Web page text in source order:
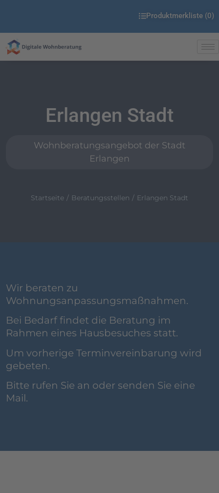
Produktmerkliste (0)
Erlangen Stadt
Wohnberatungsangebot der Stadt
Erlangen
Startseite Beratungsstellen Erlangen Stadt
Wir beraten zu
Wohnungsanpassungsmaßnahmen.
Bei Bedarf findet die Beratung im
Rahmen eines Hausbesuches statt.
Um vorherige Terminvereinbarung wird
gebeten.
Bitte rufen Sie an oder senden Sie eine
Mail.